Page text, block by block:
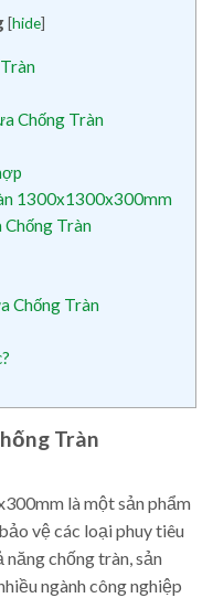
[hide]
Chống Tràn
1300x1300x300mm
Tràn
Chống Tràn
Tràn
là một sản phẩm
vệ các loại phuy tiêu
chống tràn, sản
ngành công nghiệp